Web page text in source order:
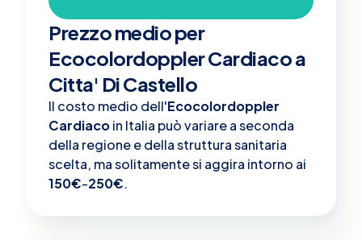
Prezzo medio per
Ecocolordoppler Cardiaco a
Citta' Di Castello
Il costo medio dell'Ecocolordoppler
Cardiacoin Italia può variare a seconda
della regione e della struttura sanitaria
scelta, ma solitamente si aggira intorno ai
150€-250€.